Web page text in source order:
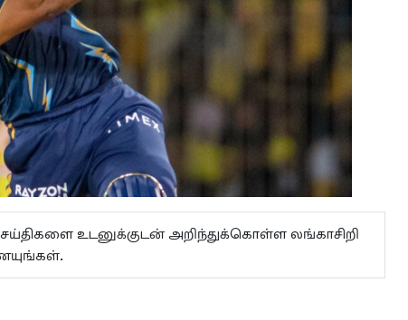
உடனுக்குடன் அறிந்துக்கொள்ள லங்காசிறி